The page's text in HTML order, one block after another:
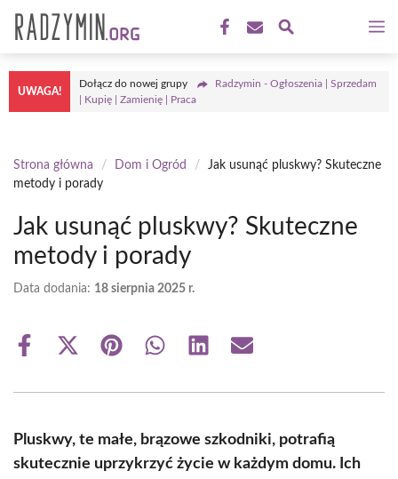
treści
UWAGA!
Dołącz do nowej grupy
Radzymin - Ogłoszenia | Sprzedam
| Kupię | Zamienię | Praca
Strona główna / Dom i Ogród /
Jak usunąć pluskwy? Skuteczne
metody i porady
Jak usunąć pluskwy? Skuteczne
metody i porady
Data dodania: 18 sierpnia 2025 r.
Share
Share
(Twitter)
Share Share Share Share
Pluskwy, te małe, brązowe szkodniki, potrafią
skutecznie uprzykrzyć życie w każdym domu. Ich